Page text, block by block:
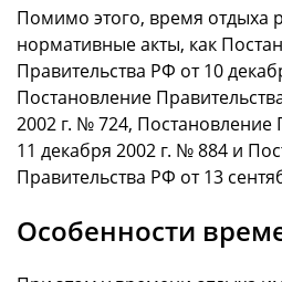
Помимо этого, время отдыха
нормативные акты, как
Правительства РФ от 10
Постановление
2002 г. № 724, Постановление
11 декабря 2002 г. № 884 и
Правительства РФ от 13
Особенности